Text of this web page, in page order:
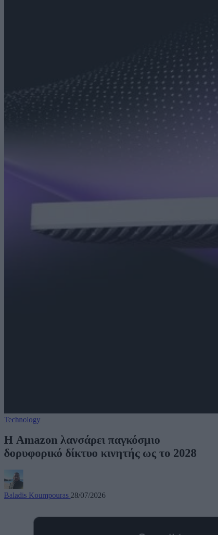
Technology
Η Amazon λανσάρει παγκόσμιο
δορυφορικό δίκτυο κινητής ως το 2028
Baladis Koumpouras 28/07/2026